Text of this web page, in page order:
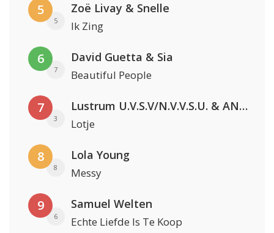
5
5
Zoë Livay & Snelle
Ik Zing
6
7
David Guetta & Sia
Beautiful People
7
3
Lustrum U.V.S.V/N.V.V.S.U. & ANNO ONS & Jopke van Dobbenburgh & Roeland Beelen
Lotje
8
8
Lola Young
Messy
9
6
Samuel Welten
Echte Liefde Is Te Koop